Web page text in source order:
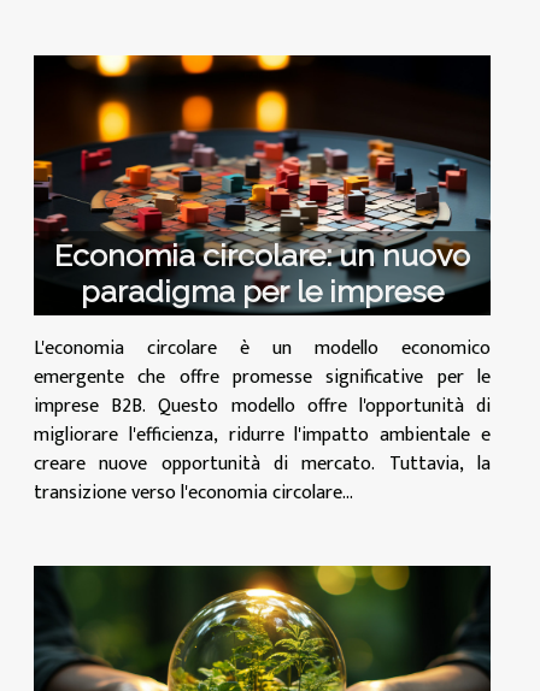
Economia circolare: un nuovo
paradigma per le imprese
L'economia circolare è un modello economico
emergente che offre promesse significative per le
imprese B2B. Questo modello offre l'opportunità di
migliorare l'efficienza, ridurre l'impatto ambientale e
creare nuove opportunità di mercato. Tuttavia, la
transizione verso l'economia circolare...